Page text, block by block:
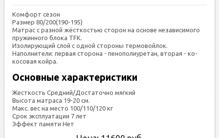
Комфорт сезон
Размер 80/200(190-195)
Мат­рас с раз­ной жёс­ткостью сто­рон на ос­но­ве не­зави­симо­го
пру­жин­но­го бло­ка TFK.
Изо­лиру­ющий слой с од­ной сто­роны тер­мо­вой­лок.
На­пол­ни­тели: первая сто­рона - пенополиуретан, вторая - ко­
косо­вая кой­ра.
Основные характеристики
Жесткость Средний/Достаточно мягкий
Высота матраса 19-20 см.
Макс. вес на место 100/110/120 кг
Срок эксплуатации 7 лет
Эффект памяти Нет